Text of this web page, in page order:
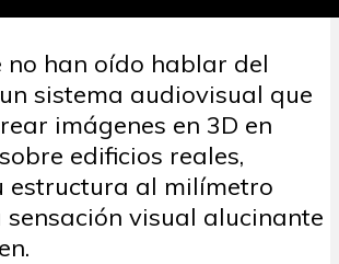
no han oído hablar del
sistema audiovisual que
imágenes en 3D en
edificios reales,
estructura al milímetro
sensación visual alucinante